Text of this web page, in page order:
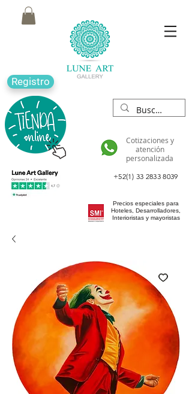
Registro
Cotizaciones y
atención
personalizada
+52(1) 33 2833 8039
Precios especiales para
Hoteles, Desarrolladores,
Interioristas y mayoristas